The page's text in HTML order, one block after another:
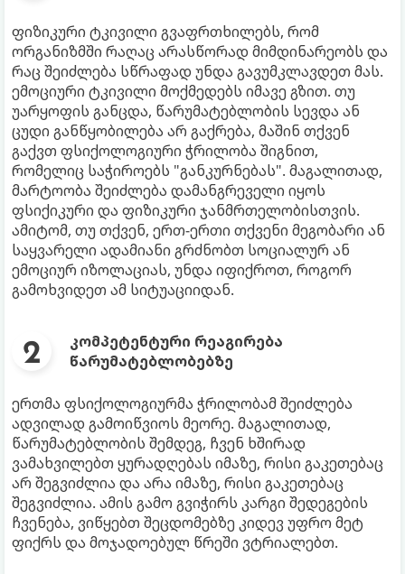
ფიზიკური ტკივილი გვაფრთხილებს, რომ
ორგანიზმში რაღაც არასწორად მიმდინარეობს და
რაც შეიძლება სწრაფად უნდა გავუმკლავდეთ მას.
ემოციური ტკივილი მოქმედებს იმავე გზით. თუ
უარყოფის განცდა, წარუმატებლობის სევდა ან
ცუდი განწყობილება არ გაქრება, მაშინ თქვენ
გაქვთ ფსიქოლოგიური ჭრილობა შიგნით,
რომელიც საჭიროებს "განკურნებას". მაგალითად,
მარტოობა შეიძლება დამანგრეველი იყოს
ფსიქიკური და ფიზიკური ჯანმრთელობისთვის.
ამიტომ, თუ თქვენ, ერთ-ერთი თქვენი მეგობარი ან
საყვარელი ადამიანი გრძნობთ სოციალურ ან
ემოციურ იზოლაციას, უნდა იფიქროთ, როგორ
გამოხვიდეთ ამ სიტუაციიდან.
კომპეტენტური რეაგირება
წარუმატებლობებზე
ერთმა ფსიქოლოგიურმა ჭრილობამ შეიძლება
ადვილად გამოიწვიოს მეორე. მაგალითად,
წარუმატებლობის შემდეგ, ჩვენ ხშირად
ვამახვილებთ ყურადღებას იმაზე, რისი გაკეთებაც
არ შეგვიძლია და არა იმაზე, რისი გაკეთებაც
შეგვიძლია. ამის გამო გვიჭირს კარგი შედეგების
ჩვენება, ვიწყებთ შეცდომებზე კიდევ უფრო მეტ
ფიქრს და მოჯადოებულ წრეში ვტრიალებთ.